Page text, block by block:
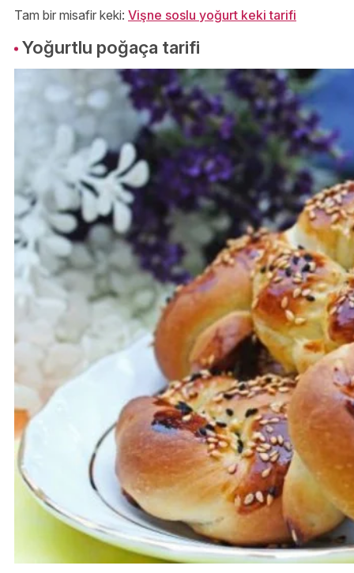
Tam bir misafir keki: Vişne soslu yoğurt keki tarifi
Yoğurtlu poğaça tarifi